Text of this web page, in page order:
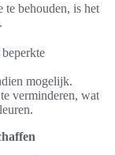
te behouden, is het
mogelijk.
verminderen, wat